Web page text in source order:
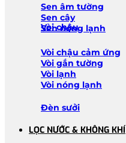
Sen âm tường
Sen cây
Sen nóng lạnh
Vòi chậu
Vòi chậu cảm ứng
Vòi gắn tường
Vòi lạnh
Vòi nóng lạnh
Đèn sưởi
LỌC NƯỚC & KHÔNG KHÍ